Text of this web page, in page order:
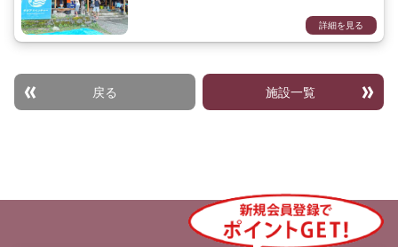
詳細を見る
戻る 施設一覧